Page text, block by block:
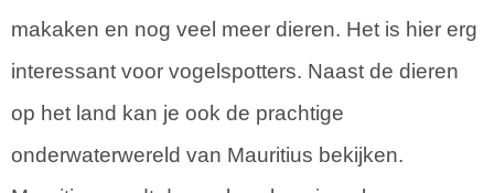
makaken en nog veel meer dieren. Het is hier erg
interessant voor vogelspotters. Naast de dieren
op het land kan je ook de prachtige
onderwaterwereld van Mauritius bekijken.